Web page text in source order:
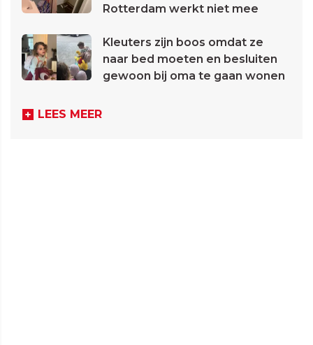
Rotterdam werkt niet mee
Kleuters zijn boos omdat ze
naar bed moeten en besluiten
gewoon bij oma te gaan wonen
LEES MEER